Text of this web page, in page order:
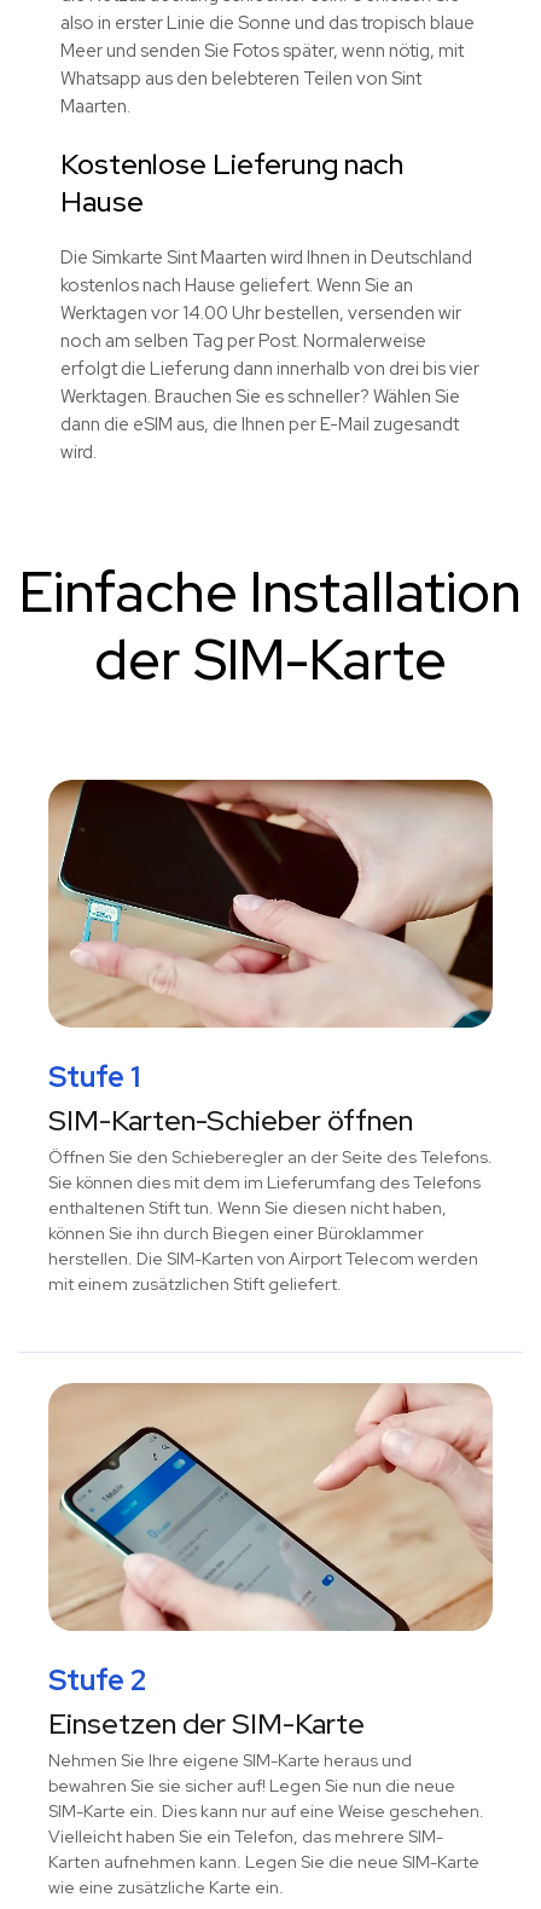
also in erster Linie die Sonne und das tropisch blaue
Meer und senden Sie Fotos später, wenn nötig, mit
Whatsapp aus den belebteren Teilen von Sint
Maarten.
Kostenlose Lieferung nach
Hause
Die Simkarte Sint Maarten wird Ihnen in Deutschland
kostenlos nach Hause geliefert. Wenn Sie an
Werktagen vor 14.00 Uhr bestellen, versenden wir
noch am selben Tag per Post. Normalerweise
erfolgt die Lieferung dann innerhalb von drei bis vier
Werktagen. Brauchen Sie es schneller? Wählen Sie
dann die eSIM aus, die Ihnen per E-Mail zugesandt
wird.
Einfache Installation
der SIM-Karte
Stufe 1
SIM-Karten-Schieber öffnen
Öffnen Sie den Schieberegler an der Seite des Telefons.
Sie können dies mit dem im Lieferumfang des Telefons
enthaltenen Stift tun. Wenn Sie diesen nicht haben,
können Sie ihn durch Biegen einer Büroklammer
herstellen. Die SIM-Karten von Airport Telecom werden
mit einem zusätzlichen Stift geliefert.
Stufe 2
Einsetzen der SIM-Karte
Nehmen Sie Ihre eigene SIM-Karte heraus und
bewahren Sie sie sicher auf! Legen Sie nun die neue
SIM-Karte ein. Dies kann nur auf eine Weise geschehen.
Vielleicht haben Sie ein Telefon, das mehrere SIM-
Karten aufnehmen kann. Legen Sie die neue SIM-Karte
wie eine zusätzliche Karte ein.